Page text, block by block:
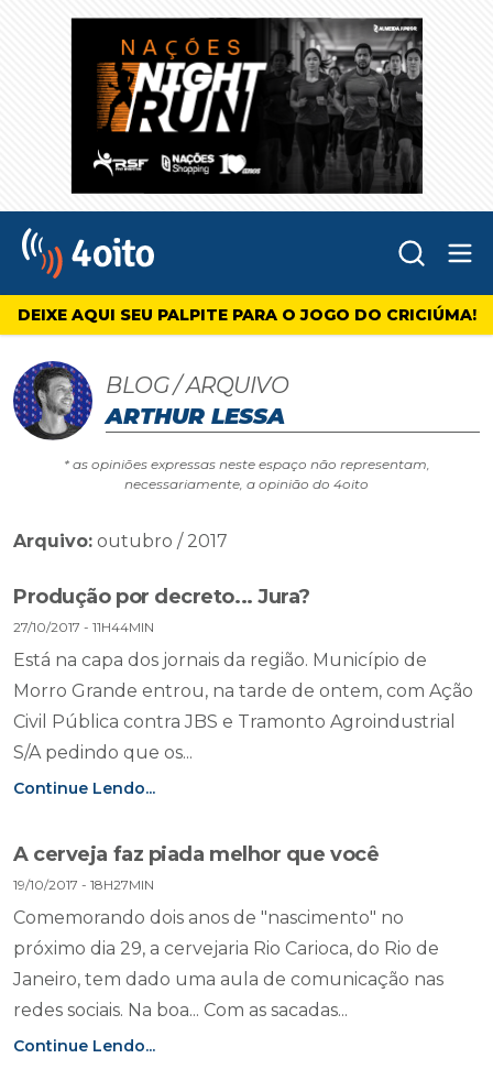
4oito
DEIXE AQUI SEU PALPITE PARA O JOGO DO CRICIÚMA!
BLOG / ARQUIVO
ARTHUR LESSA
* as opiniões expressas neste espaço não representam,
necessariamente, a opinião do 4oito
Arquivo: outubro / 2017
Produção por decreto... Jura?
27/10/2017 - 11H44MIN
Está na capa dos jornais da região. Município de
Morro Grande entrou, na tarde de ontem, com Ação
Civil Pública contra JBS e Tramonto Agroindustrial
S/A pedindo que os...
Continue Lendo...
A cerveja faz piada melhor que você
19/10/2017 - 18H27MIN
Comemorando dois anos de "nascimento" no
próximo dia 29, a cervejaria Rio Carioca, do Rio de
Janeiro, tem dado uma aula de comunicação nas
redes sociais. Na boa... Com as sacadas...
Continue Lendo...